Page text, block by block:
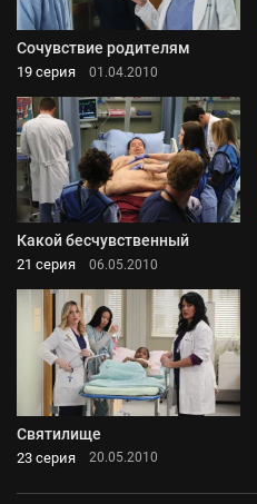
Сочувствие родителям
19 серия 01.04.2010
Какой бесчувственный
21 серия 06.05.2010
Святилище
23 серия 20.05.2010